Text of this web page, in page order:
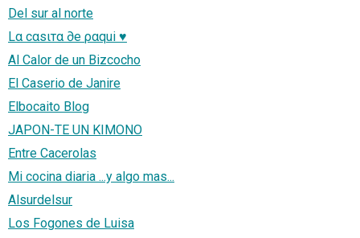
Del sur al norte
Lα cαsιтα ∂e ραqui ♥
Al Calor de un Bizcocho
El Caserio de Janire
Elbocaito Blog
JAPON-TE UN KIMONO
Entre Cacerolas
Mi cocina diaria ...y algo mas...
Alsurdelsur
Los Fogones de Luisa